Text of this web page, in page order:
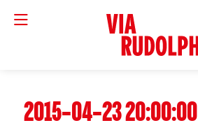
2015-04-23 20:00:00